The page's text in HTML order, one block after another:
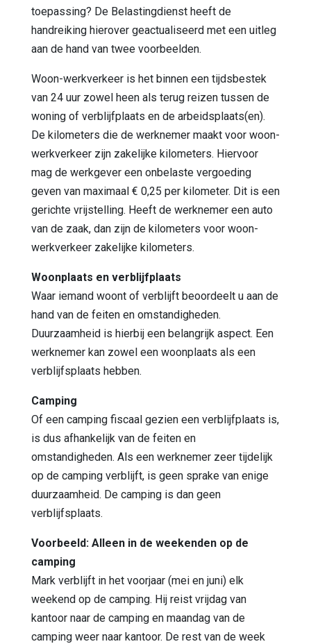
toepassing? De Belastingdienst heeft de
handreiking hierover geactualiseerd met een uitleg
aan de hand van twee voorbeelden.
Woon-werkverkeer is het binnen een tijdsbestek
van 24 uur zowel heen als terug reizen tussen de
woning of verblijfplaats en de arbeidsplaats(en).
De kilometers die de werknemer maakt voor woon-
werkverkeer zijn zakelijke kilometers. Hiervoor
mag de werkgever een onbelaste vergoeding
geven van maximaal € 0,25 per kilometer. Dit is een
gerichte vrijstelling. Heeft de werknemer een auto
van de zaak, dan zijn de kilometers voor woon-
werkverkeer zakelijke kilometers.
Woonplaats en verblijfplaats
Waar iemand woont of verblijft beoordeelt u aan de
hand van de feiten en omstandigheden.
Duurzaamheid is hierbij een belangrijk aspect. Een
werknemer kan zowel een woonplaats als een
verblijfsplaats hebben.
Camping
Of een camping fiscaal gezien een verblijfplaats is,
is dus afhankelijk van de feiten en
omstandigheden. Als een werknemer zeer tijdelijk
op de camping verblijft, is geen sprake van enige
duurzaamheid. De camping is dan geen
verblijfsplaats.
Voorbeeld: Alleen in de weekenden op de
camping
Mark verblijft in het voorjaar (mei en juni) elk
weekend op de camping. Hij reist vrijdag van
kantoor naar de camping en maandag van de
camping weer naar kantoor. De rest van de week